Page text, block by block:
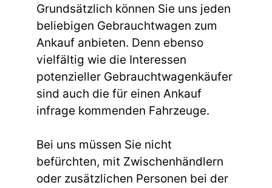
Grundsätzlich können Sie uns jeden
beliebigen Gebrauchtwagen zum
Ankauf anbieten. Denn ebenso
vielfältig wie die Interessen
potenzieller Gebrauchtwagenkäufer
sind auch die für einen Ankauf
infrage kommenden Fahrzeuge.
Bei uns müssen Sie nicht
befürchten, mit Zwischenhändlern
oder zusätzlichen Personen bei der